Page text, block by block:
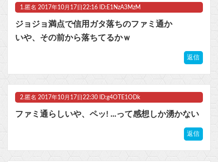
【マジ注意】3.11被災者が語る『避難所では決して◯◯◯の質問にYESと答えてはいけない』のライフハックがあまりに地獄だった → うっかりYESと言った人が最悪の末路に…
【ウマ娘】ハフバは本当にタクトちゃん来るの？
ビットコイン再び1600万円へ。ドル円は147円に
1. 匿名 2017年10月17日22:16 ID:E1NzA3MzM
ジョジョ満点で信用ガタ落ちのファミ通か
いや、その前から落ちてるかｗ
返信
2. 匿名 2017年10月17日22:30 ID:g4OTE1ODk
ファミ通らしいや、ペッ! ...って感想しか湧かない
返信